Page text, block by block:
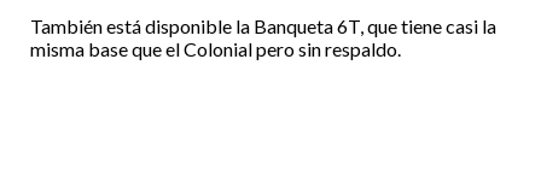
También está disponible la Banqueta 6T, que tiene casi la
misma base que el Colonial pero sin respaldo.